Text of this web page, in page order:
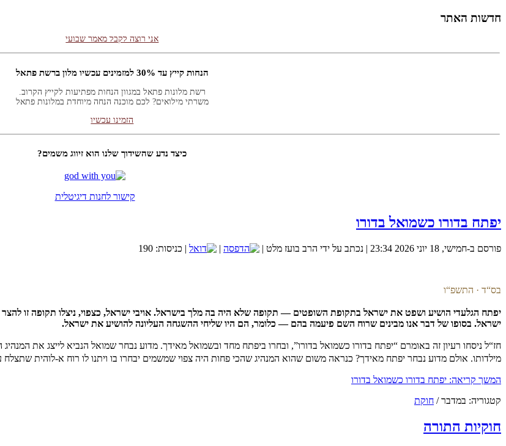
חדשות האתר
רשת מלונות פתאל במגוון הנחות מפתיעות לקייץ הקרוב.
משרתי מילואים? לכם מוכנה הנחה מיוחדת במלונות פתאל
הזמינו עכשיו
תשובה: אם ה' היה רוצה שנדע בודאות הוא היה שולח לנו מסרון
כיצד נוכל להגדיל את הסיכוים שנמצא את הזיווג שלנו? תשובה: כמו בכל דבר: תפילה והשתדלות. ואסור לנו להיות בררניים
קישור לחנות הספרים
רוצה לקבל באופן שוטף מאמרים חדשים?
אנו משתדלים כל שבוע לשלוח מאמר שבועי סביב פרשת השבוע ואקטואליה במבט תורני. לקבלת עדכונים ומאמרים מידי שבוע
אני רוצה לקבל מאמר שבועי
קישור לחנות דיגיטלית
יפתח בדורו כשמואל בדורו
פורסם ב-חמישי, 18 יוני 2026 23:34 | נכתב על ידי הרב בועז מלט |
| | כניסות: 190
בס“ד · התשפ“ו
יפתח הגלעדי הושיע ושפט את ישראל בתקופת השופטים — תקופה שלא היה בה מלך בישראל. אויבי ישראל, כצפוי, ניצלו תקופה זו להצר
ישראל. בסופו של דבר אנו מבינים שרוח השם פיעמה בהם — כלומר, הם היו שליחי ההשגחה העליונה להושיע את ישראל.
חז“ל ניסחו רעיון זה באומרם “יפתח בדורו כשמואל בדורו”, ובחרו ביפתח מחד ובשמואל מאידך. מדוע נבחר שמואל הנביא לייצג את
מילדותו. אולם מדוע נבחר יפתח מאידך? כנראה משום שהוא המנהיג שהכי פחות היה צפוי שמשמים יבחרו בו ויתנו לו רוח א-לוהית שתצלח
המשך קריאה: יפתח בדורו כשמואל בדורו
קטגוריה: במדבר/ חוקת
חוקיות התורה